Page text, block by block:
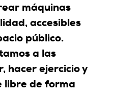
máquinas
accesibles
público.
a las
hacer ejercicio y
libre de forma